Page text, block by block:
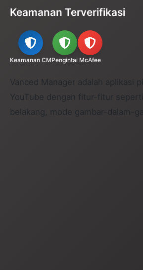
Keamanan Terverifikasi
Keamanan CMPengintai McAfee
Vanced Manager adalah aplikasi
YouTube dengan fitur-fitur
belakang, mode gambar-dalam-